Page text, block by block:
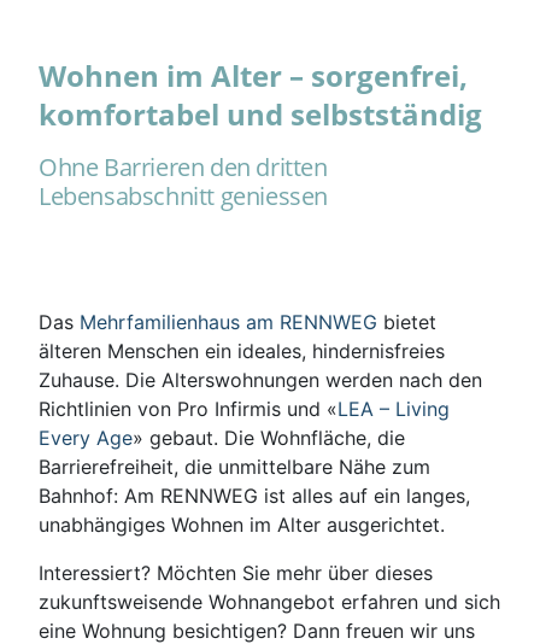
Wohnen im Alter – sorgenfrei,
komfortabel und selbstständig
Ohne Barrieren den dritten
Lebensabschnitt geniessen
Das Mehrfamilienhaus am RENNWEG bietet
älteren Menschen ein ideales, hindernisfreies
Zuhause. Die Alterswohnungen werden nach den
Richtlinien von Pro Infirmis und «LEA – Living
Every Age» gebaut. Die Wohnfläche, die
Barrierefreiheit, die unmittelbare Nähe zum
Bahnhof: Am RENNWEG ist alles auf ein langes,
unabhängiges Wohnen im Alter ausgerichtet.
Interessiert? Möchten Sie mehr über dieses
zukunftsweisende Wohnangebot erfahren und sich
eine Wohnung besichtigen? Dann freuen wir uns